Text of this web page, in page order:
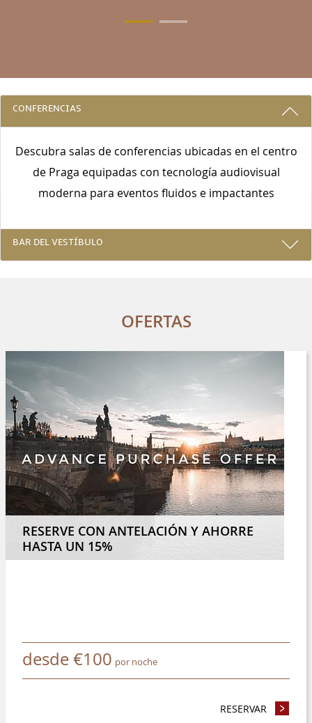
3 RAZONES PARA ALOJARSE CON
CONFERENCIAS
Descubra salas de conferencias ubicadas en el centro
de Praga equipadas con tecnología audiovisual
moderna para eventos fluidos e impactantes
BAR DEL VESTÍBULO
OFERTAS
RESERVE CON ANTELACIÓN Y AHORRE
HASTA UN 15%
desde€100 por noche
RESERVAR -